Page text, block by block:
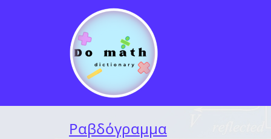
Μετάβαση στο περιεχόμενο
Κύρια πλοήγηση
Ραβδόγραμμα